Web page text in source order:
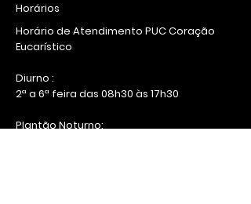
Horários
Horário de Atendimento PUC Coração
Eucarístico
Diurno :
2ª a 6ª feira das 08h30 às 17h30
Plantão Noturno: